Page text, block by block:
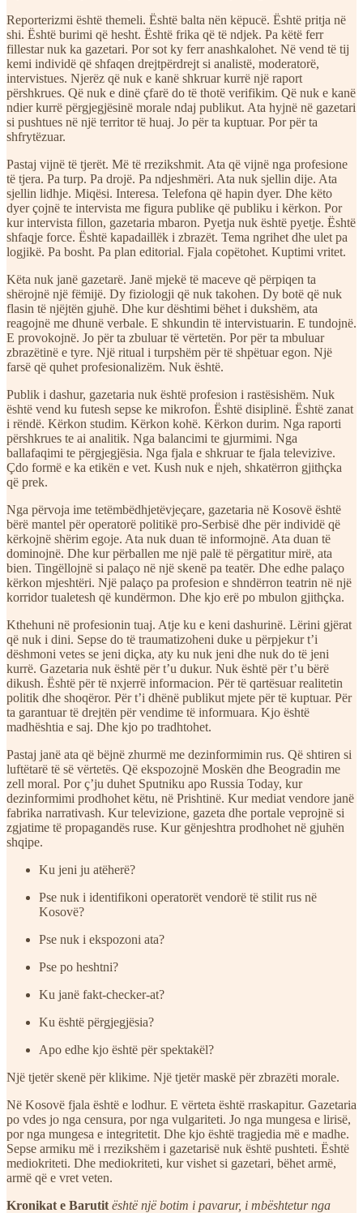
Reporterizmi është themeli. Është balta nën këpucë. Është pritja në
shi. Është burimi që hesht. Është frika që të ndjek. Pa këtë ferr
fillestar nuk ka gazetari. Por sot ky ferr anashkalohet. Në vend të tij
kemi individë që shfaqen drejtpërdrejt si analistë, moderatorë,
intervistues. Njerëz që nuk e kanë shkruar kurrë një raport
përshkrues. Që nuk e dinë çfarë do të thotë verifikim. Që nuk e kanë
ndier kurrë përgjegjësinë morale ndaj publikut. Ata hyjnë në gazetari
si pushtues në një territor të huaj. Jo për ta kuptuar. Por për ta
shfrytëzuar.
Pastaj vijnë të tjerët. Më të rrezikshmit. Ata që vijnë nga profesione
të tjera. Pa turp. Pa drojë. Pa ndjeshmëri. Ata nuk sjellin dije. Ata
sjellin lidhje. Miqësi. Interesa. Telefona që hapin dyer. Dhe këto
dyer çojnë te intervista me figura publike që publiku i kërkon. Por
kur intervista fillon, gazetaria mbaron. Pyetja nuk është pyetje. Është
shfaqje force. Është kapadaillëk i zbrazët. Tema ngrihet dhe ulet pa
logjikë. Pa bosht. Pa plan editorial. Fjala copëtohet. Kuptimi vritet.
Këta nuk janë gazetarë. Janë mjekë të maceve që përpiqen ta
shërojnë një fëmijë. Dy fiziologji që nuk takohen. Dy botë që nuk
flasin të njëjtën gjuhë. Dhe kur dështimi bëhet i dukshëm, ata
reagojnë me dhunë verbale. E shkundin të intervistuarin. E tundojnë.
E provokojnë. Jo për ta zbuluar të vërtetën. Por për ta mbuluar
zbrazëtinë e tyre. Një ritual i turpshëm për të shpëtuar egon. Një
farsë që quhet profesionalizëm. Nuk është.
Publik i dashur, gazetaria nuk është profesion i rastësishëm. Nuk
është vend ku futesh sepse ke mikrofon. Është disiplinë. Është zanat
i rëndë. Kërkon studim. Kërkon kohë. Kërkon durim. Nga raporti
përshkrues te ai analitik. Nga balancimi te gjurmimi. Nga
ballafaqimi te përgjegjësia. Nga fjala e shkruar te fjala televizive.
Çdo formë e ka etikën e vet. Kush nuk e njeh, shkatërron gjithçka
që prek.
Nga përvoja ime tetëmbëdhjetëvjeçare, gazetaria në Kosovë është
bërë mantel për operatorë politikë pro-Serbisë dhe për individë që
kërkojnë shërim egoje. Ata nuk duan të informojnë. Ata duan të
dominojnë. Dhe kur përballen me një palë të përgatitur mirë, ata
bien. Tingëllojnë si palaço në një skenë pa teatër. Dhe edhe palaço
kërkon mjeshtëri. Një palaço pa profesion e shndërron teatrin në një
korridor tualetesh që kundërmon. Dhe kjo erë po mbulon gjithçka.
Kthehuni në profesionin tuaj. Atje ku e keni dashurinë. Lërini gjërat
që nuk i dini. Sepse do të traumatizoheni duke u përpjekur t’i
dëshmoni vetes se jeni diçka, aty ku nuk jeni dhe nuk do të jeni
kurrë. Gazetaria nuk është për t’u dukur. Nuk është për t’u bërë
dikush. Është për të nxjerrë informacion. Për të qartësuar realitetin
politik dhe shoqëror. Për t’i dhënë publikut mjete për të kuptuar. Për
ta garantuar të drejtën për vendime të informuara. Kjo është
madhështia e saj. Dhe kjo po tradhtohet.
Pastaj janë ata që bëjnë zhurmë me dezinformimin rus. Që shtiren si
luftëtarë të së vërtetës. Që ekspozojnë Moskën dhe Beogradin me
zell moral. Por ç’ju duhet Sputniku apo Russia Today, kur
dezinformimi prodhohet këtu, në Prishtinë. Kur mediat vendore janë
fabrika narrativash. Kur televizione, gazeta dhe portale veprojnë si
zgjatime të propagandës ruse. Kur gënjeshtra prodhohet në gjuhën
shqipe.
Ku jeni ju atëherë?
Pse nuk i identifikoni operatorët vendorë të stilit rus në
Kosovë?
Pse nuk i ekspozoni ata?
Pse po heshtni?
Ku janë fakt-checker-at?
Ku është përgjegjësia?
Apo edhe kjo është për spektakël?
Një tjetër skenë për klikime. Një tjetër maskë për zbrazëti morale.
Në Kosovë fjala është e lodhur. E vërteta është rraskapitur. Gazetaria
po vdes jo nga censura, por nga vulgariteti. Jo nga mungesa e lirisë,
por nga mungesa e integritetit. Dhe kjo është tragjedia më e madhe.
Sepse armiku më i rrezikshëm i gazetarisë nuk është pushteti. Është
mediokriteti. Dhe mediokriteti, kur vishet si gazetari, bëhet armë,
armë që e vret veten.
Kronikat e Barutit është një botim i pavarur, i mbështetur nga